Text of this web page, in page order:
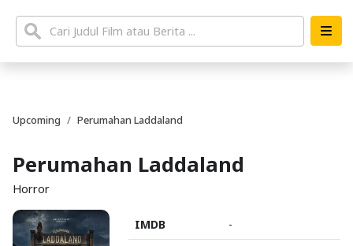
Upcoming Perumahan Laddaland
Perumahan Laddaland
Horror
IMDB
-